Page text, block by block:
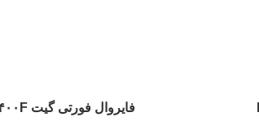
فایروال فورتی گیت FG-۴۰۰F